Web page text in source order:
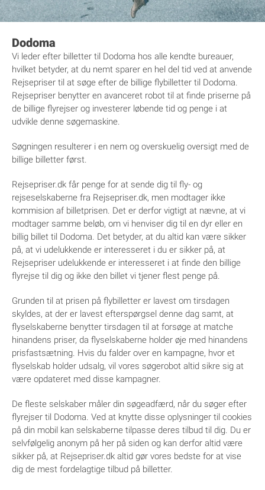
Dodoma
Vi leder efter billetter til Dodoma hos alle kendte bureauer,
hvilket betyder, at du nemt sparer en hel del tid ved at anvende
Rejsepriser til at søge efter de billige flybilletter til Dodoma.
Rejsepriser benytter en avanceret robot til at finde priserne på
de billige flyrejser og investerer løbende tid og penge i at
udvikle denne søgemaskine.
Søgningen resulterer i en nem og overskuelig oversigt med de
billige billetter først.
Rejsepriser.dk får penge for at sende dig til fly- og
rejseselskaberne fra Rejsepriser.dk, men modtager ikke
kommision af billetprisen. Det er derfor vigtigt at nævne, at vi
modtager samme beløb, om vi henviser dig til en dyr eller en
billig billet til Dodoma. Det betyder, at du altid kan være sikker
på, at vi udelukkende er interesseret i du er sikker på, at
Rejsepriser udelukkende er interesseret i at finde den billige
flyrejse til dig og ikke den billet vi tjener flest penge på.
Grunden til at prisen på flybilletter er lavest om tirsdagen
skyldes, at der er lavest efterspørgsel denne dag samt, at
flyselskaberne benytter tirsdagen til at forsøge at matche
hinandens priser, da flyselskaberne holder øje med hinandens
prisfastsætning. Hvis du falder over en kampagne, hvor et
flyselskab holder udsalg, vil vores søgerobot altid sikre sig at
være opdateret med disse kampagner.
De fleste selskaber måler din søgeadfærd, når du søger efter
flyrejser til Dodoma. Ved at knytte disse oplysninger til cookies
på din mobil kan selskaberne tilpasse deres tilbud til dig. Du er
selvfølgelig anonym på her på siden og kan derfor altid være
sikker på, at Rejsepriser.dk altid gør vores bedste for at vise
dig de mest fordelagtige tilbud på billetter.